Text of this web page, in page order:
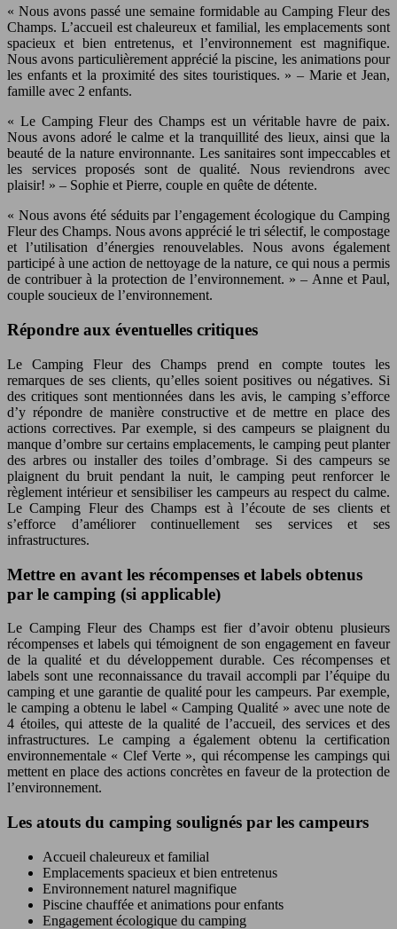
« Nous avons passé une semaine formidable au Camping Fleur des
Champs. L’accueil est chaleureux et familial, les emplacements sont
spacieux et bien entretenus, et l’environnement est magnifique.
Nous avons particulièrement apprécié la piscine, les animations pour
les enfants et la proximité des sites touristiques. » – Marie et Jean,
famille avec 2 enfants.
« Le Camping Fleur des Champs est un véritable havre de paix.
Nous avons adoré le calme et la tranquillité des lieux, ainsi que la
beauté de la nature environnante. Les sanitaires sont impeccables et
les services proposés sont de qualité. Nous reviendrons avec
plaisir! » – Sophie et Pierre, couple en quête de détente.
« Nous avons été séduits par l’engagement écologique du Camping
Fleur des Champs. Nous avons apprécié le tri sélectif, le compostage
et l’utilisation d’énergies renouvelables. Nous avons également
participé à une action de nettoyage de la nature, ce qui nous a permis
de contribuer à la protection de l’environnement. » – Anne et Paul,
couple soucieux de l’environnement.
Répondre aux éventuelles critiques
Le Camping Fleur des Champs prend en compte toutes les
remarques de ses clients, qu’elles soient positives ou négatives. Si
des critiques sont mentionnées dans les avis, le camping s’efforce
d’y répondre de manière constructive et de mettre en place des
actions correctives. Par exemple, si des campeurs se plaignent du
manque d’ombre sur certains emplacements, le camping peut planter
des arbres ou installer des toiles d’ombrage. Si des campeurs se
plaignent du bruit pendant la nuit, le camping peut renforcer le
règlement intérieur et sensibiliser les campeurs au respect du calme.
Le Camping Fleur des Champs est à l’écoute de ses clients et
s’efforce d’améliorer continuellement ses services et ses
infrastructures.
Mettre en avant les récompenses et labels obtenus
par le camping (si applicable)
Le Camping Fleur des Champs est fier d’avoir obtenu plusieurs
récompenses et labels qui témoignent de son engagement en faveur
de la qualité et du développement durable. Ces récompenses et
labels sont une reconnaissance du travail accompli par l’équipe du
camping et une garantie de qualité pour les campeurs. Par exemple,
le camping a obtenu le label « Camping Qualité » avec une note de
4 étoiles, qui atteste de la qualité de l’accueil, des services et des
infrastructures. Le camping a également obtenu la certification
environnementale « Clef Verte », qui récompense les campings qui
mettent en place des actions concrètes en faveur de la protection de
l’environnement.
Les atouts du camping soulignés par les campeurs
Accueil chaleureux et familial
Emplacements spacieux et bien entretenus
Environnement naturel magnifique
Piscine chauffée et animations pour enfants
Engagement écologique du camping